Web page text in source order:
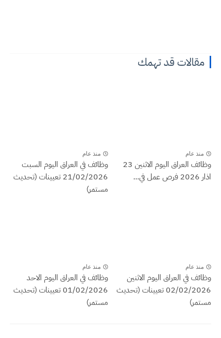
مقالات قد تهمك
منذ عام
وظائف العراق اليوم الاثنين 23
اذار 2026 فرص عمل في...
منذ عام
وظائف في العراق اليوم السبت
21/02/2026 تعيينات (تحديث
مستمر)
منذ عام
وظائف في العراق اليوم الاثنين
02/02/2026 تعيينات (تحديث
مستمر)
منذ عام
وظائف في العراق اليوم الاحد
01/02/2026 تعيينات (تحديث
مستمر)